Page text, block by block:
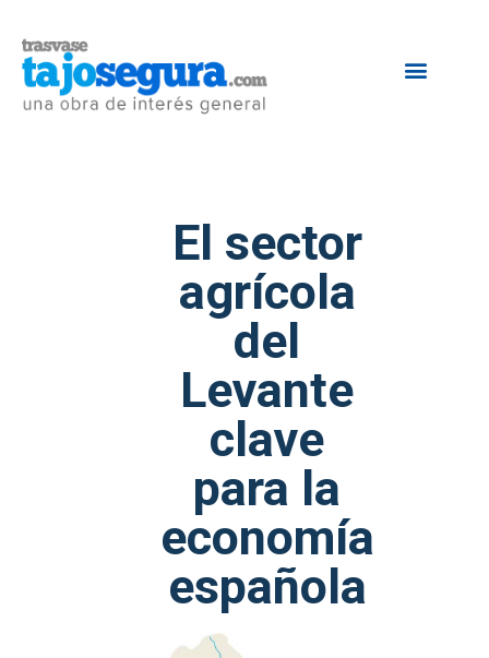
El sector
agrícola
del
Levante
clave
para la
economía
española